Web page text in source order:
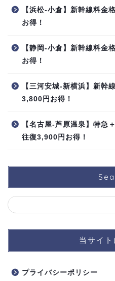
【浜松-小倉】新幹線料
お得！
【静岡-小倉】新幹線料
お得！
【三河安城-新横浜】新幹
3,800円お得！
【名古屋-芦原温泉】特急
往復3,900円お得！
当サイト
プライバシーポリシー